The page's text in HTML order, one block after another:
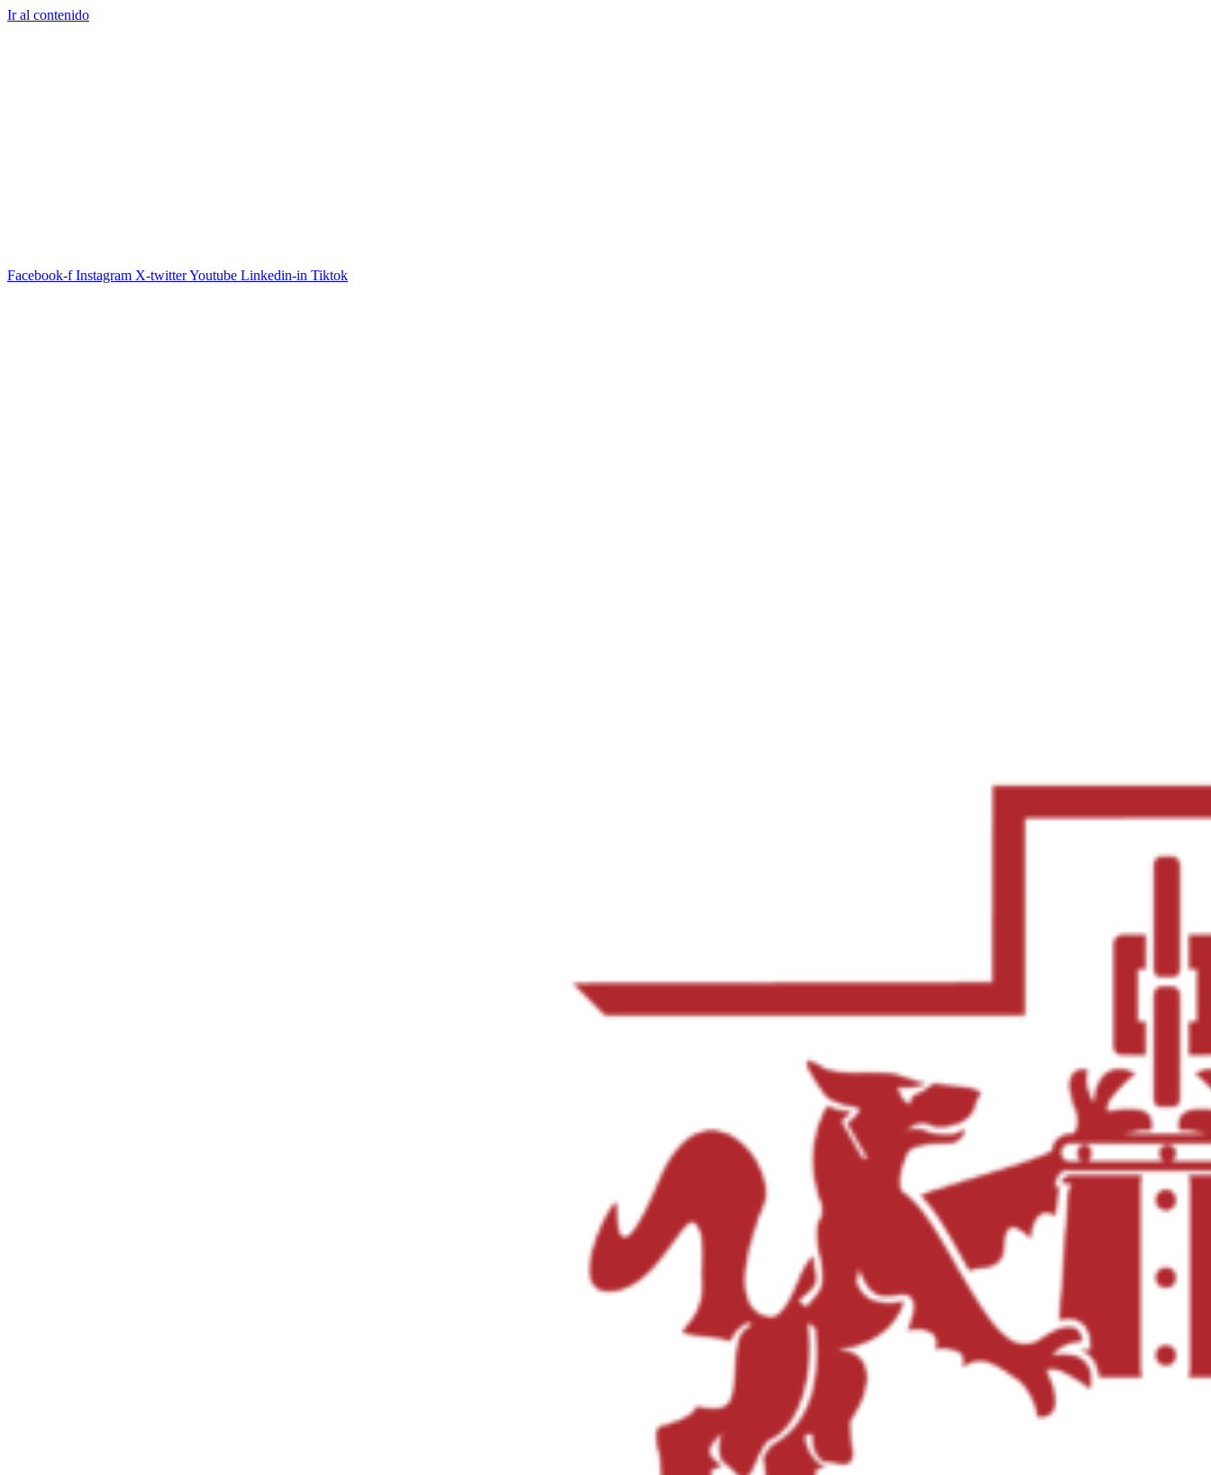
Ir al contenido
Facebook-f Instagram X-twitterYoutube Linkedin-in Tiktok